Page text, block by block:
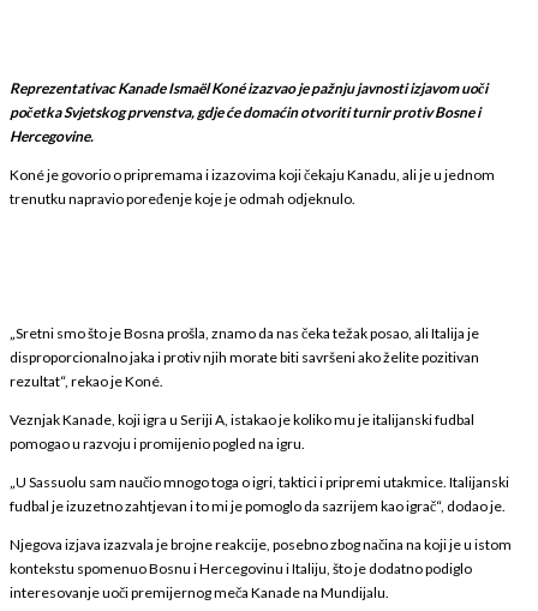
Reprezentativac Kanade Ismaël Koné izazvao je pažnju javnosti izjavom uoči
početka Svjetskog prvenstva, gdje će domaćin otvoriti turnir protiv Bosne i
Hercegovine.
Koné je govorio o pripremama i izazovima koji čekaju Kanadu, ali je u jednom
trenutku napravio poređenje koje je odmah odjeknulo.
„Sretni smo što je Bosna prošla, znamo da nas čeka težak posao, ali Italija je
disproporcionalno jaka i protiv njih morate biti savršeni ako želite pozitivan
rezultat“, rekao je Koné.
Veznjak Kanade, koji igra u Seriji A, istakao je koliko mu je italijanski fudbal
pomogao u razvoju i promijenio pogled na igru.
„U Sassuolu sam naučio mnogo toga o igri, taktici i pripremi utakmice. Italijanski
fudbal je izuzetno zahtjevan i to mi je pomoglo da sazrijem kao igrač“, dodao je.
Njegova izjava izazvala je brojne reakcije, posebno zbog načina na koji je u istom
kontekstu spomenuo Bosnu i Hercegovinu i Italiju, što je dodatno podiglo
interesovanje uoči premijernog meča Kanade na Mundijalu.